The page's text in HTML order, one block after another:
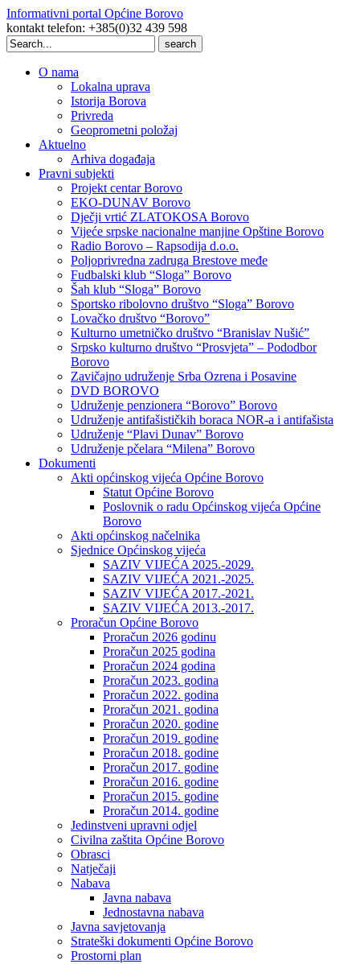
Informativni portal Općine Borovo
kontakt telefon: +385(0)32 439 598
Search
for:
O nama
Lokalna uprava
Istorija Borova
Privreda
Geoprometni položaj
Aktuelno
Arhiva događaja
Pravni subjekti
Projekt centar Borovo
EKO-DUNAV Borovo
Dječji vrtić ZLATOKOSA Borovo
Vijeće srpske nacionalne manjine Opštine Borovo
Radio Borovo – Rapsodija d.o.o.
Poljoprivredna zadruga Brestove međe
Fudbalski klub “Sloga” Borovo
Šah klub “Sloga” Borovo
Sportsko ribolovno društvo “Sloga” Borovo
Lovačko društvo “Borovo”
Kulturno umetničko društvo “Branislav Nušić”
Srpsko kulturno društvo “Prosvjeta” – Pododbor
Borovo
Zavičajno udruženje Srba Ozrena i Posavine
DVD BOROVO
Udruženje penzionera “Borovo” Borovo
Udruženje antifašističkih boraca NOR-a i antifašista
Udruženje “Plavi Dunav” Borovo
Udruženje pčelara “Milena” Borovo
Dokumenti
Akti općinskog vijeća Općine Borovo
Statut Općine Borovo
Poslovnik o radu Općinskog vijeća Općine
Borovo
Akti općinskog načelnika
Sjednice Općinskog vijeća
SAZIV VIJEĆA 2025.-2029.
SAZIV VIJEĆA 2021.-2025.
SAZIV VIJEĆA 2017.-2021.
SAZIV VIJEĆA 2013.-2017.
Proračun Općine Borovo
Proračun 2026 godinu
Proračun 2025 godina
Proračun 2024 godina
Proračun 2023. godina
Proračun 2022. godina
Proračun 2021. godina
Proračun 2020. godine
Proračun 2019. godine
Proračun 2018. godine
Proračun 2017. godine
Proračun 2016. godine
Proračun 2015. godine
Proračun 2014. godine
Jedinstveni upravni odjel
Civilna zaštita Općine Borovo
Obrasci
Natječaji
Nabava
Javna nabava
Jednostavna nabava
Javna savjetovanja
Strateški dokumenti Općine Borovo
Prostorni plan